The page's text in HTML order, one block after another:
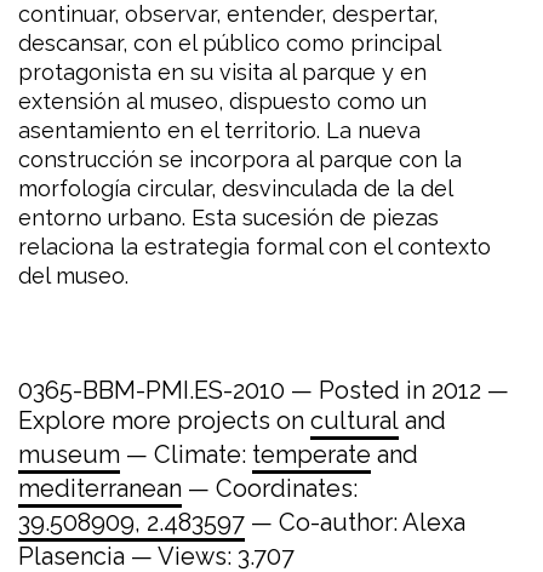
continuar, observar, entender, despertar,
descansar, con el público como principal
protagonista en su visita al parque y en
extensión al museo, dispuesto como un
asentamiento en el territorio. La nueva
construcción se incorpora al parque con la
morfología circular, desvinculada de la del
entorno urbano. Esta sucesión de piezas
relaciona la estrategia formal con el contexto
del museo.
0365-BBM-PMI.ES-2010 — Posted in 2012 —
Explore more projects on cultural and
museum — Climate: temperate and
mediterranean — Coordinates:
39.508909, 2.483597 — Co-author: Alexa
Plasencia — Views: 3.707